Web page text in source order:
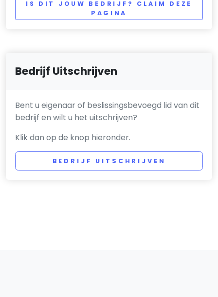
IS DIT JOUW BEDRIJF? CLAIM DEZE
PAGINA
Bedrijf Uitschrijven
Bent u eigenaar of beslissingsbevoegd lid van dit
bedrijf en wilt u het uitschrijven?
Klik dan op de knop hieronder.
BEDRIJF UITSCHRIJVEN